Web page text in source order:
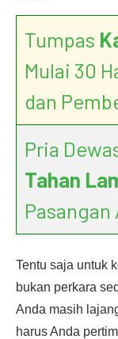
Tumpas
Mulai 30
dan
Pria
Tahan
Pasangan
Tentu saja untuk
bukan perkara
Anda masih
harus Anda